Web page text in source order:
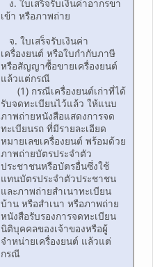
ง. ใบเสร็จรับเงินค่าอากรขา
เข้า หรือภาพถ่าย
จ. ใบเสร็จรับเงินค่า
เครื่องยนต์ หรือใบกำกับภาษี
หรือสัญญาซื้อขายเครื่องยนต์
แล้วแต่กรณี
(1) กรณีเครื่องยนต์เก่าที่ได้
รับจดทะเบียนไว้แล้ว ให้แนบ
ภาพถ่ายหนังสือแสดงการจด
ทะเบียนรถ ที่มีรายละเอียด
หมายเลขเครื่องยนต์ พร้อมด้วย
ภาพถ่ายบัตรประจำตัว
ประชาชนหรือบัตรอื่นซึ่งใช้
แทนบัตรประจำตัวประชาชน
และภาพถ่ายสำเนาทะเบียน
บ้าน หรือสำเนา หรือภาพถ่าย
หนังสือรับรองการจดทะเบียน
นิติบุคคลของเจ้าของหรือผู้
จำหน่ายเครื่องยนต์ แล้วแต่
กรณี